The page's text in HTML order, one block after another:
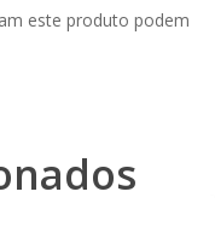
este produto podem